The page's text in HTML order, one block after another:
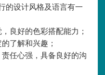
的设计风格及语言有一
良好的色彩搭配能力；
了解和兴趣；
任心强，具备良好的沟